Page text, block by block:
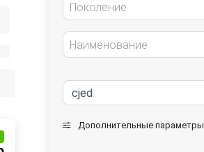
Поколение
Наименование
Дополнительные параметры